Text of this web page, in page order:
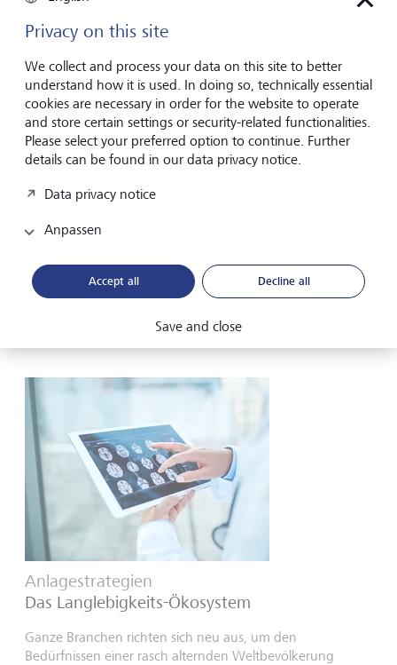
Investment Solutions, welche Entwicklungen
Anlegerinnen und Anleger in der zweiten Jahreshälfte
2026 im Blick behalten sollten.
Investieren in einer Welt, in der vertraute Regeln
nicht mehr gelten
2026
Auf welche Entwicklungen
Entdecken Sie die wichtigsten Anlagethemen, die Sie
der zweiten Jahreshälfte 2026 im Auge behalten
Anlagestrategien
Das Langlebigkeits-Ökosystem
Ganze Branchen richten sich neu aus, um den
Bedürfnissen einer rasch alternden Weltbevölkerung
Privacy on this site
We collect and process your data on this site to better
understand how it is used. In doing so, technically essential
cookies are necessary in order for the website to operate
and store certain settings or security-related functionalities.
Please select your preferred option to continue. Further
details can be found in our data privacy notice.
Data privacy notice
Anpassen
Accept all Decline all
Save and close